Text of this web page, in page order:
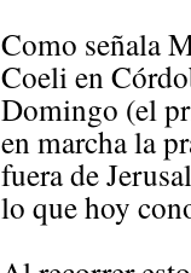
Como señala
Coeli en
Domingo (el
en marcha la
fuera de
lo que hoy